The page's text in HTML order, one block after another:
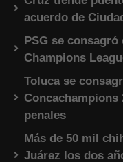
acuerdo de
PSG se consagró
Champions
Toluca se
Concachampions
penales
Más de 50 mil
Juárez los dos